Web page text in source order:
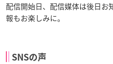
配信開始日、配信媒体は後日お
報もお楽しみに。
SNSの声